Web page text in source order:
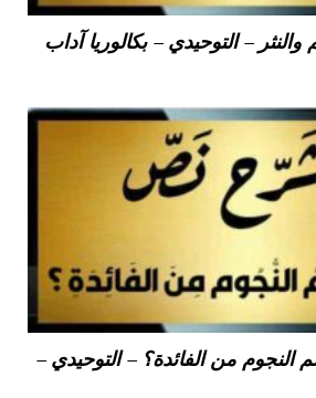
– التوحيدي – بكالوريا آداب
من الفائدة؟ – التوحيدي –